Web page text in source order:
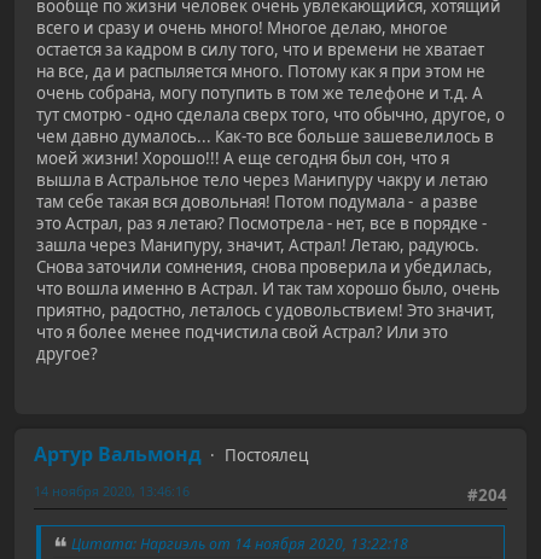
вообще по жизни человек очень увлекающийся, хотящий
всего и сразу и очень много! Многое делаю, многое
остается за кадром в силу того, что и времени не хватает
на все, да и распыляется много. Потому как я при этом не
очень собрана, могу потупить в том же телефоне и т.д. А
тут смотрю - одно сделала сверх того, что обычно, другое, о
чем давно думалось... Как-то все больше зашевелилось в
моей жизни! Хорошо!!! А еще сегодня был сон, что я
вышла в Астральное тело через Манипуру чакру и летаю
там себе такая вся довольная! Потом подумала - а разве
это Астрал, раз я летаю? Посмотрела - нет, все в порядке -
зашла через Манипуру, значит, Астрал! Летаю, радуюсь.
Снова заточили сомнения, снова проверила и убедилась,
что вошла именно в Астрал. И так там хорошо было, очень
приятно, радостно, леталось с удовольствием! Это значит,
что я более менее подчистила свой Астрал? Или это
другое?
Артур Вальмонд
Постоялец
#204
14 ноября 2020, 13:46:16
Цитата: Наргиэль от 14 ноября 2020, 13:22:18